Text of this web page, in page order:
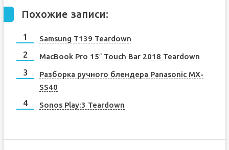
Похожие записи:
Samsung T139 Teardown
MacBook Pro 15″ Touch Bar 2018 Teardown
Разборка ручного блендера Panasonic MX-
SS40
Sonos Play:3 Teardown